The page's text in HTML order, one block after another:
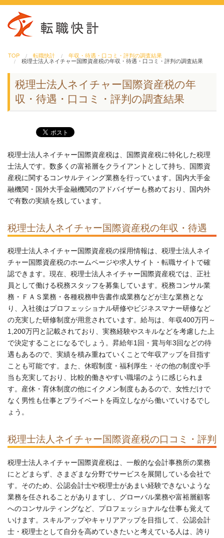
TOP 転職快計 年収・待遇・口コミ・評判の調査結果
税理士法人ネイチャー国際資産税の年収・待遇・口コミ・評判の調査結果
税理士法人ネイチャー国際資産税の年
収・待遇・口コミ・評判の調査結果
税理士法人ネイチャー国際資産税は、国際資産税に特化した税理
士法人です。数多くの富裕層をクライアントとして持ち、国際資
産税に関するコンサルティング業務を行っています。国内大手金
融機関・国外大手金融機関のアドバイザーも務めており、国内外
で有数の実績を残しています。
税理士法人ネイチャー国際資産税の年収・待遇
税理士法人ネイチャー国際資産税の採用情報は、税理士法人ネイ
チャー国際資産税のホームページや求人サイト・転職サイトで確
認できます。現在、税理士法人ネイチャー国際資産税では、正社
員として働ける税務スタッフを募集しています。税務コンサル業
務・ＦＡＳ業務・各種税務申告書作成業務などが主な業務とな
り、入社後はプロフェッショナル研修やビジネスマナー研修など
の充実した研修制度が用意されています。給与は、年収400万円～
1,200万円と記載されており、実務経験やスキルなどを考慮した上
で決定することになるでしょう。昇給年1回・賞与年3回などの待
遇もあるので、実績を積み重ねていくことで年収アップを目指す
ことも可能です。また、休暇制度・福利厚生・その他の制度や手
当も充実しており、比較的働きやすい職場のように感じられま
す。産休・育休制度の他にイクメン制度もあるので、女性だけで
なく男性も仕事とプライベートを両立しながら働いていけるでし
ょう。
税理士法人ネイチャー国際資産税の口コミ・評判
税理士法人ネイチャー国際資産税は、一般的な会計事務所の業務
にとどまらず、さまざまな分野でサービスを展開している会社で
す。そのため、公認会計士や税理士があまい経験できないような
業務を任されることがありますし、グローバル業務や富裕層顧客
へのコンサルティングなど、プロフェッショナルな仕事も覚えて
いけます。スキルアップやキャリアアップを目指して、公認会計
士・税理士として自分を高めていきたいと考えている人は、誇り